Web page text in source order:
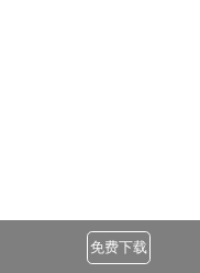
免费下载